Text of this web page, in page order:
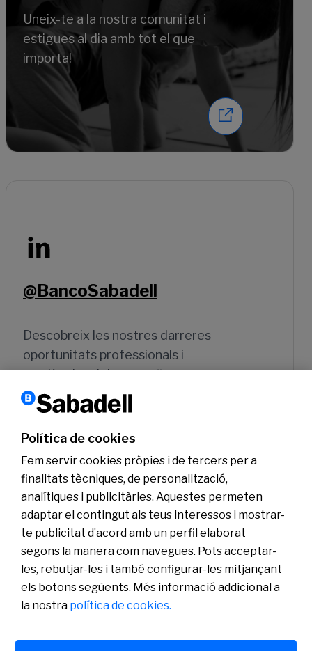
Uneix-te a la nostra comunitat i
estigues al dia amb tot el que
importa!
@BancoSabadell
Descobreix les nostres darreres
oportunitats professionals i
tendències del sector financer
Coneix-nos
Sala de Premsa
Actualitat
Pla de Pensions d’Ocupació Banc Sabadell
Política de cookies
Fem servir cookies pròpies i de tercers per a
finalitats tècniques, de personalització,
analítiques i publicitàries. Aquestes permeten
adaptar el contingut als teus interessos i mostrar-
te publicitat d’acord amb un perfil elaborat
segons la manera com navegues. Pots acceptar-
les, rebutjar-les i també configurar-les mitjançant
els botons següents. Més informació addicional a
la nostra política de cookies.